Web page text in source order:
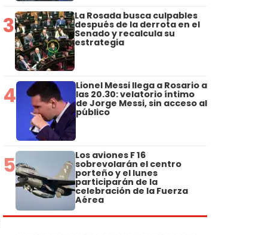
3 La Rosada busca culpables
después de la derrota en el
Senado y recalcula su
estrategia
4 Lionel Messi llega a Rosario a
las 20.30: velatorio íntimo
de Jorge Messi, sin acceso al
público
5 Los aviones F 16
sobrevolarán el centro
porteño y el lunes
participarán de la
celebración de la Fuerza
Aérea